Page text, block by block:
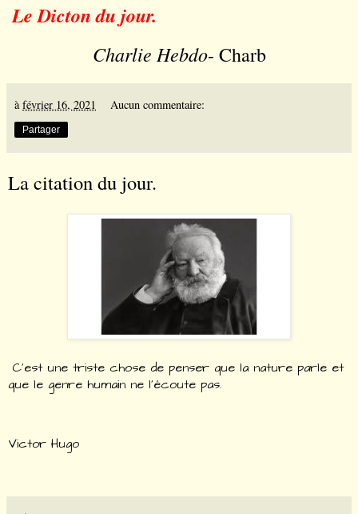
Le Dicton du jour.
Charlie Hebdo- Charb
à février 16, 2021 Aucun commentaire:
Partager
La citation du jour.
C'est une triste chose de penser que la nature parle et
que le genre humain ne l'écoute pas.
Victor Hugo